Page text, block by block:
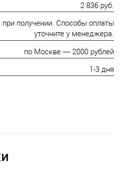
2 836 руб.
при получении. Способы оплаты
уточните у менеджера.
по Москве — 2000 рублей
1-3 дня